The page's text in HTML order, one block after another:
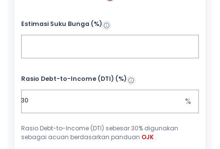
Estimasi Suku Bunga (%)
Rasio Debt-to-Income (DTI) (%)
%
Rasio Debt-to-Income (DTI) sebesar 30% digunakan
sebagai acuan berdasarkan panduan OJK .